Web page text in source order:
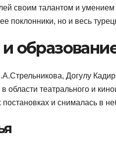
своим талантом и
поклонники, но и весь
Догулу
области театрального и
постановках и снималась в